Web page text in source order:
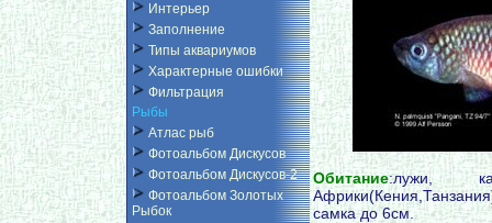
Интерьер
Заполнение
Типы аквариумов
Характерные ошибки
Фильтрация
Рыбы
Атлас рыб
Фотоальбом Дискусов
Фотоальбом Дискусов-2
Фотоальбом Золотых
Рыбок
Обитание:лужи,
самка до 6см.